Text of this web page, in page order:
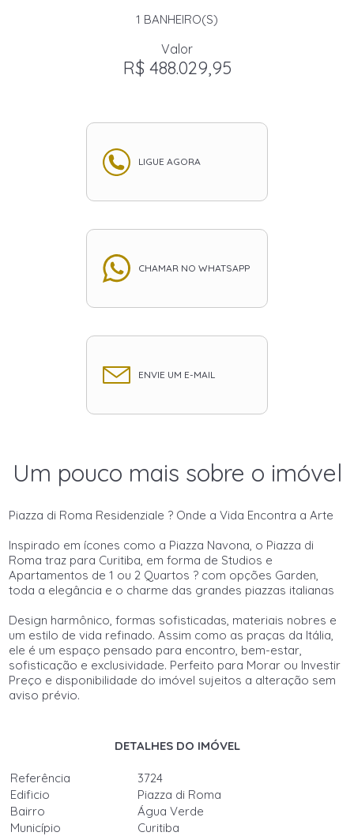
1 BANHEIRO(S)
Valor
R$ 488.029,95
LIGUE AGORA
CHAMAR NO WHATSAPP
ENVIE UM E-MAIL
Um pouco mais sobre o imóvel
Piazza di Roma Residenziale ? Onde a Vida Encontra a Arte
Inspirado em ícones como a Piazza Navona, o Piazza di
Roma traz para Curitiba, em forma de Studios e
Apartamentos de 1 ou 2 Quartos ? com opções Garden,
toda a elegância e o charme das grandes piazzas italianas
Design harmônico, formas sofisticadas, materiais nobres e
um estilo de vida refinado. Assim como as praças da Itália,
ele é um espaço pensado para encontro, bem-estar,
sofisticação e exclusividade. Perfeito para Morar ou Investir
Preço e disponibilidade do imóvel sujeitos a alteração sem
aviso prévio.
DETALHES DO IMÓVEL
Referência
3724
Edificio
Piazza di Roma
Bairro
Água Verde
Município
Curitiba